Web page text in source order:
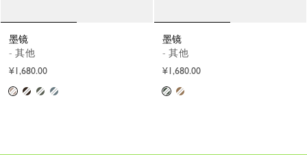
墨镜
- 其他
¥1,680.00
墨镜
- 其他
¥1,680.00